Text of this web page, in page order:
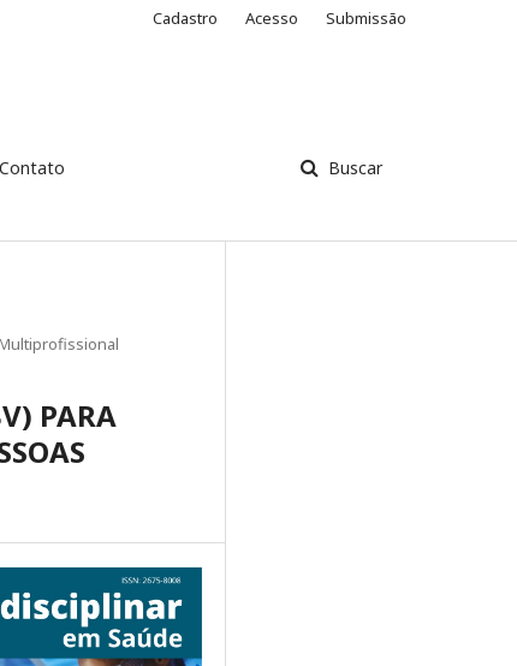
Contato Buscar
Cadastro Acesso Submissão
PARA